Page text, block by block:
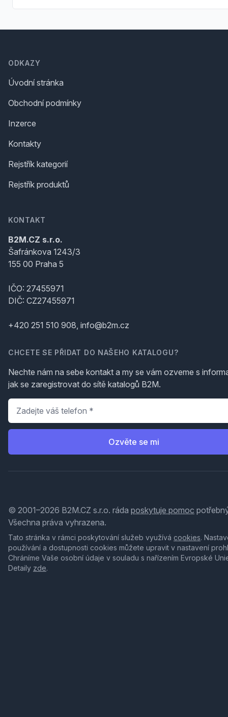
ODKAZY
Úvodní stránka
Obchodní podmínky
Inzerce
Kontakty
Rejstřík kategorií
Rejstřík produktů
KONTAKT
B2M.CZ s.r.o.
Šafránkova 1243/3
155 00 Praha 5
IČO: 27455971
DIČ: CZ27455971
+420 251 510 908, info@b2m.cz
CHCETE SE PŘIDAT DO NAŠEHO KATALOGU?
Nechte nám na sebe kontakt a my se vám ozveme s
jak se zaregistrovat do sítě katalogů B2M.
Telefon
Ozvěte se mi
© 2001–2026 B2M.CZ s.r.o. ráda poskytuje pomoc
Všechna práva vyhrazena.
Tato stránka v rámci poskytování služeb využívá cookies.
používání a dostupnosti cookies můžete upravit v nastavení
Chráníme Vaše osobní údaje v souladu s nařízením Evropské
Detaily zde.